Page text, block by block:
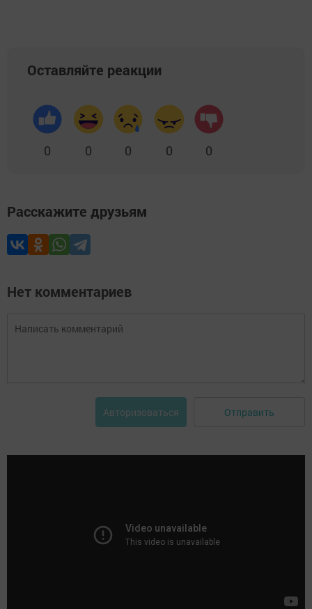
Оставляйте реакции
0 0 0 0 0
Расскажите друзьям
Нет комментариев
Авторизоваться Отправить